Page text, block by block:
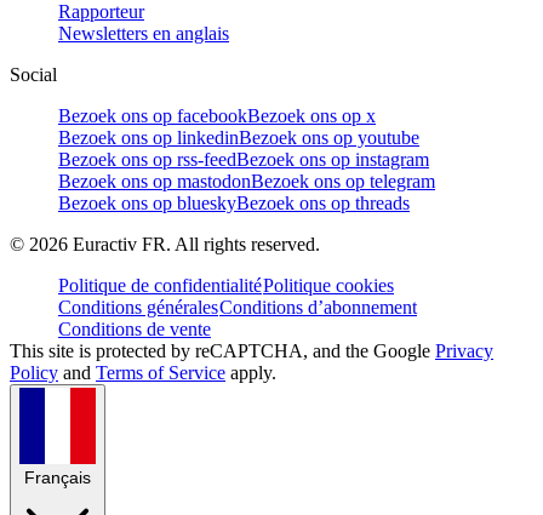
Rapporteur
Newsletters en anglais
Social
Bezoek ons op facebookBezoek ons op x
Bezoek ons op linkedinBezoek ons op youtube
Bezoek ons op rss-feedBezoek ons op instagram
Bezoek ons op mastodonBezoek ons op telegram
Bezoek ons op blueskyBezoek ons op threads
© 2026 Euractiv FR. All rights reserved.
Politique de confidentialitéPolitique cookies
Conditions généralesConditions d’abonnement
Conditions de vente
This site is protected by reCAPTCHA, and the Google Privacy
Policy and Terms of Service apply.
Français